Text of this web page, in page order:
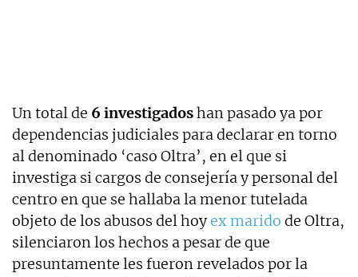
Un total de 6 investigadoshan pasado ya por
dependencias judiciales para declarar en torno
al denominado ‘caso Oltra’, en el que si
investiga si cargos de consejería y personal del
centro en que se hallaba la menor tutelada
objeto de los abusos del hoyex marido de Oltra,
silenciaron los hechos a pesar de que
presuntamente les fueron revelados por la